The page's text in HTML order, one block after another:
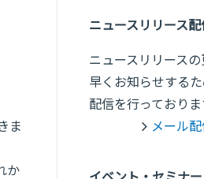
ま
か
ニュースリリース
ニュースリリース
早くお知らせする
配信を行っておりま
メール